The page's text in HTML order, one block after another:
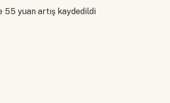
55 yuan artış kaydedildi